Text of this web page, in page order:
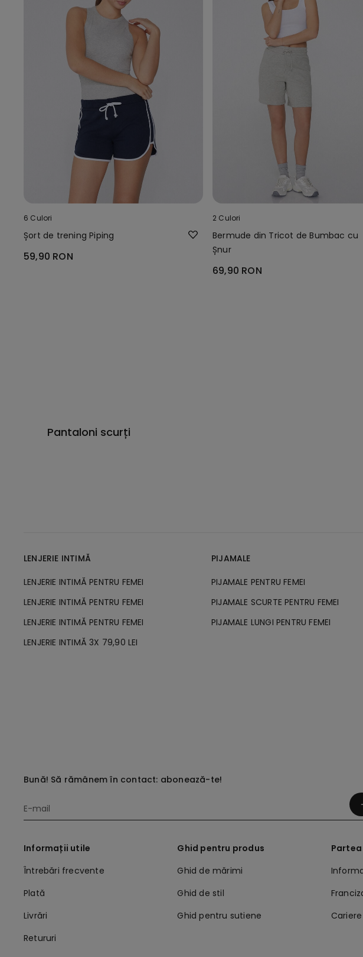
6 Culori
Șort de trening Piping
59,90 RON
2 Culori
Bermude din Tricot de Bumbac cu
Șnur
69,90 RON
Pantaloni scurți
LENJERIE INTIMĂ
LENJERIE INTIMĂ PENTRU FEMEI
LENJERIE INTIMĂ PENTRU FEMEI
LENJERIE INTIMĂ PENTRU FEMEI
LENJERIE INTIMĂ 3X 79,90 LEI
PIJAMALE
PIJAMALE PENTRU FEMEI
PIJAMALE SCURTE PENTRU FEMEI
PIJAMALE LUNGI PENTRU FEMEI
Bună! Să rămânem în contact: abonează-te!
Informații utile
Întrebări frecvente
Plată
Livrări
Retururi
Ghid pentru produs
Ghid de mărimi
Ghid de stil
Ghid pentru sutiene
Cariere